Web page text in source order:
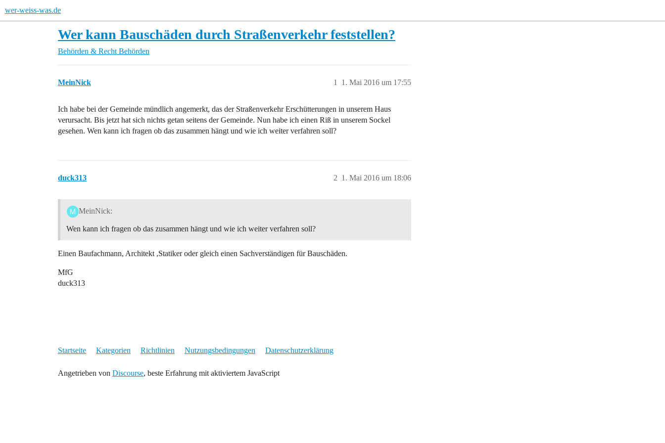
wer-weiss-was.de
Wer kann Bauschäden durch Straßenverkehr feststellen?
Behörden & Recht Behörden
MeinNick 1. Mai 2016 um 17:55
1
Ich habe bei der Gemeinde mündlich angemerkt, das der Straßenverkehr Erschütterungen in unserem Haus
verursacht. Bis jetzt hat sich nichts getan seitens der Gemeinde. Nun habe ich einen Riß in unserem Sockel
gesehen. Wen kann ich fragen ob das zusammen hängt und wie ich weiter verfahren soll?
duck313 1. Mai 2016 um 18:06
2
MeinNick:
Wen kann ich fragen ob das zusammen hängt und wie ich weiter verfahren soll?
Einen Baufachmann, Architekt ,Statiker oder gleich einen Sachverständigen für Bauschäden.
MfG
duck313
Startseite Kategorien Richtlinien Nutzungsbedingungen Datenschutzerklärung
Angetrieben von Discourse, beste Erfahrung mit aktiviertem JavaScript